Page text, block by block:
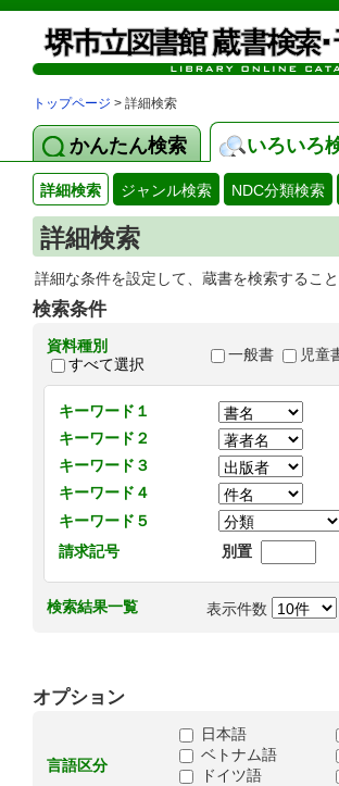
トップページ > 詳細検索
かんたん検索 いろいろ
詳細検索 ジャンル検索 NDC分類検索
詳細検索
詳細な条件を設定して、蔵書を検索すること
検索条件
資料種別
すべて選択
一般書 児童
キーワード１
キーワード２
キーワード３
キーワード４
キーワード５
請求記号
別置
検索結果一覧 表示件数
オプション
言語区分
日本語
ベトナム語
ドイツ語